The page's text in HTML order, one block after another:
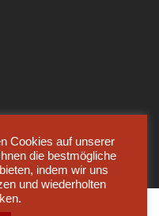
Cookies auf unserer
die bestmögliche
indem wir uns
und wiederholten